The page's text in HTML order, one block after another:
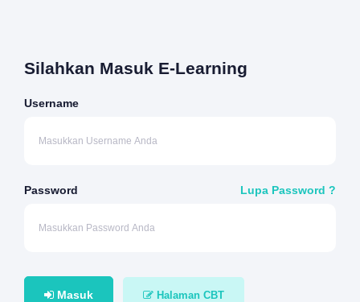
Silahkan Masuk E-Learning
Username
Password Lupa Password ?
Masuk Halaman CBT